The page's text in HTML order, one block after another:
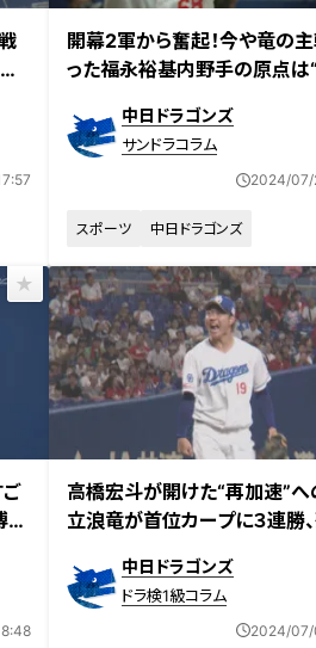
開幕2軍から奮起！今や竜の
った福永裕基内野手の原点は
中日ドラゴンズ
サンドラコラム
2024/07/
スポーツ 中日ドラゴンズ
氏
高橋宏斗が開けた“再加速”へ
立浪竜が首位カープに３連勝
中日ドラゴンズ
ドラ検1級コラム
2024/07/